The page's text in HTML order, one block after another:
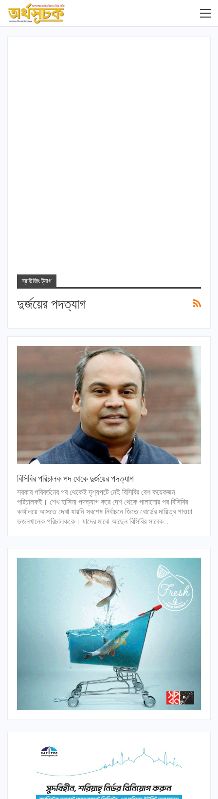
ব্রাউজিং ট্যাগ
দুর্জয়ের পদত্যাগ
বিসিবির পরিচালক পদ থেকে দুর্জয়ের পদত্যাগ
সরকার পরিবর্তনের পর থেকেই দৃশ্যপটে নেই বিসিবির বেশ কয়েকজন
পরিচালকই। শেখ হাসিনা পদত্যাগ করে দেশ থেকে পালানোর পর বিসিবির
কার্যালয়ে আসতে দেখা যায়নি সবশেষ নির্বাচনে জিতে বোর্ডের দায়িত্ব পাওয়া
ডজনখানেক পরিচালককে। যাদের মাঝে আছেন বিসিবির সাবেক…